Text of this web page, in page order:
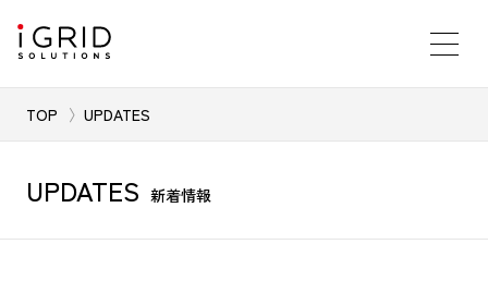
TOP UPDATES
UPDATES 新着情報